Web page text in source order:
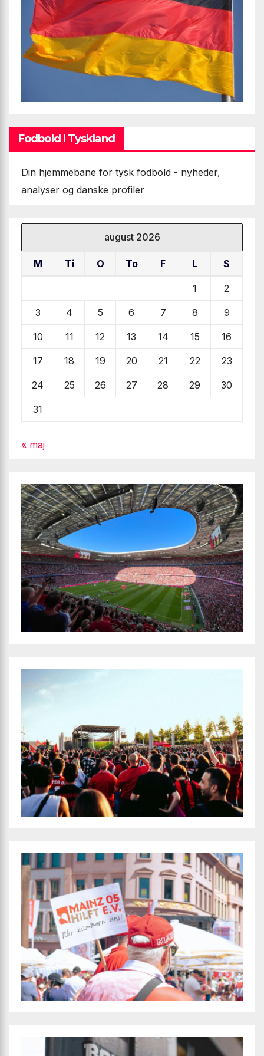
Fodbold I Tyskland
Din hjemmebane for tysk fodbold - nyheder,
analyser og danske profiler
august 2026
M Ti O To F L S
1 2
3 4 5 6 7 8 9
10 11 12 13 14 15 16
17 18 19 20 21 22 23
24 25 26 27 28 29 30
31
« maj